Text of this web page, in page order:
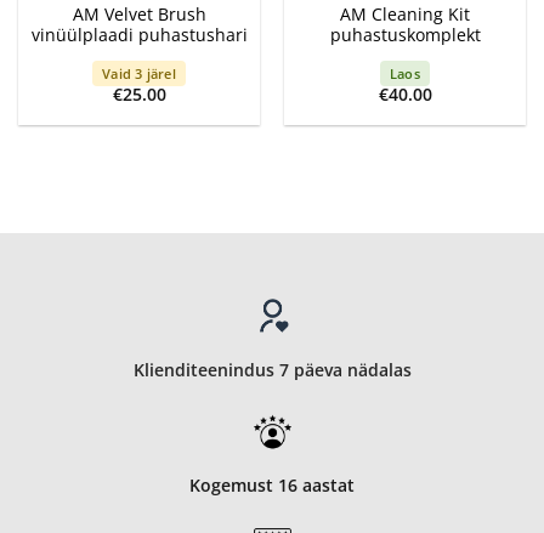
AM Velvet Brush
vinüülplaadi puhastushari
Vaid 3 järel
€25.00
AM Cleaning Kit
puhastuskomplekt
Laos
€40.00
Klienditeenindus 7 päeva nädalas
Kogemust 16 aastat